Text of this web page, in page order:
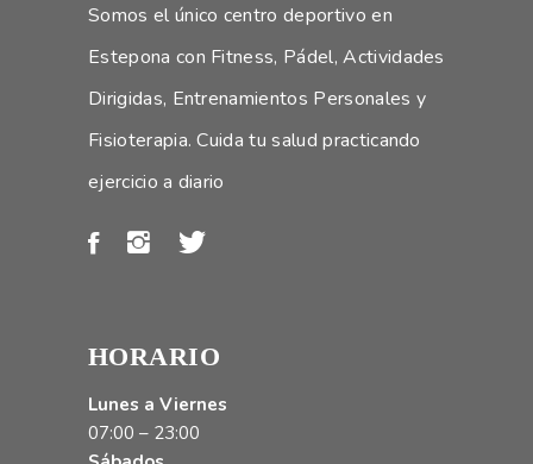
Somos el único centro deportivo en
Estepona con Fitness, Pádel, Actividades
Dirigidas, Entrenamientos Personales y
Fisioterapia. Cuida tu salud practicando
ejercicio a diario
HORARIO
Lunes a Viernes
07:00 – 23:00